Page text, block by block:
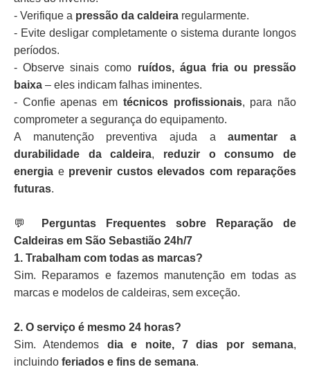
- Verifique a pressão da caldeira regularmente.
- Evite desligar completamente o sistema durante longos
períodos.
- Observe sinais como ruídos, água fria ou pressão
baixa – eles indicam falhas iminentes.
- Confie apenas em técnicos profissionais, para não
comprometer a segurança do equipamento.
A manutenção preventiva ajuda aaumentar a
durabilidade da caldeira, reduzir o consumo de
energia e prevenir custos elevados com reparações
futuras.
💬
Perguntas Frequentes sobre Reparação de
Caldeiras em São Sebastião 24h/7
1. Trabalham com todas as marcas?
Sim. Reparamos e fazemos manutenção em todas as
marcas e modelos de caldeiras, sem exceção.
2. O serviço é mesmo 24 horas?
Sim. Atendemos dia e noite, 7 dias por semana,
incluindo feriados e fins de semana.